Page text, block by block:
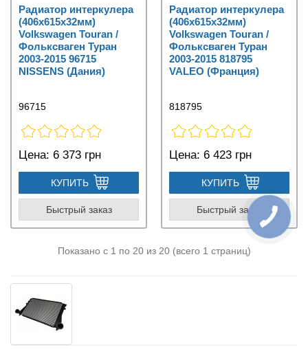
Радиатор интеркулера
(406x615x32мм)
Volkswagen Touran /
Фольксваген Туран
2003-2015 96715
NISSENS (Дания)
96715
Цена: 6 373 грн
КУПИТЬ
Быстрый заказ
Радиатор интеркулера
(406x615x32мм)
Volkswagen Touran /
Фольксваген Туран
2003-2015 818795
VALEO (Франция)
818795
Цена: 6 423 грн
КУПИТЬ
Быстрый заказ
Показано с 1 по 20 из 20 (всего 1 страниц)